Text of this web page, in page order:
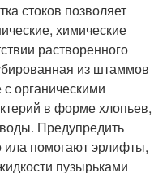
стоков позволяет
химические
растворенного
из штаммов
органическими
в форме хлопьев,
Предупредить
ила помогают эрлифты,
пузырьками